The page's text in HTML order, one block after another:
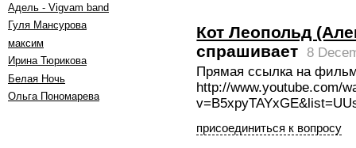
Адель - Vigvam band
Гуля Мансурова
максим
Ирина Тюрикова
Белая Ночь
Ольга Пономарева
Кот Леопольд
спрашивает 8
Прямая ссылка на
http://www.youtube.com/
присоединиться к вопросу